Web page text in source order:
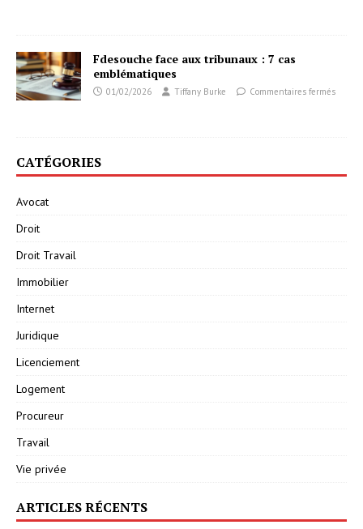
Fdesouche face aux tribunaux : 7 cas
emblématiques
01/02/2026 Tiffany Burke Commentaires fermés
CATÉGORIES
Avocat
Droit
Droit Travail
Immobilier
Internet
Juridique
Licenciement
Logement
Procureur
Travail
Vie privée
ARTICLES RÉCENTS